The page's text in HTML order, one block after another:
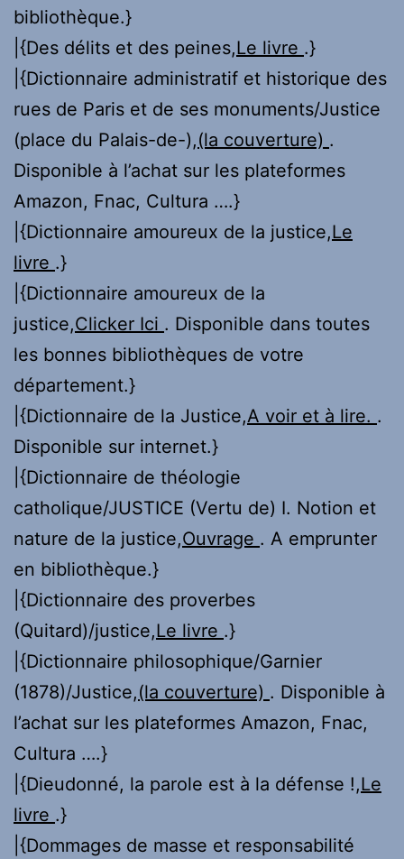
bibliothèque.}
|{Des délits et des peines,Le livre .}
|{Dictionnaire administratif et historique des
rues de Paris et de ses monuments/Justice
(place du Palais-de-),(la couverture) .
Disponible à l’achat sur les plateformes
Amazon, Fnac, Cultura ….}
|{Dictionnaire amoureux de la justice,Le
livre .}
|{Dictionnaire amoureux de la
justice,Clicker Ici . Disponible dans toutes
les bonnes bibliothèques de votre
département.}
|{Dictionnaire de la Justice,A voir et à lire. .
Disponible sur internet.}
|{Dictionnaire de théologie
catholique/JUSTICE (Vertu de) I. Notion et
nature de la justice,Ouvrage . A emprunter
en bibliothèque.}
|{Dictionnaire des proverbes
(Quitard)/justice,Le livre .}
|{Dictionnaire philosophique/Garnier
(1878)/Justice,(la couverture) . Disponible à
l’achat sur les plateformes Amazon, Fnac,
Cultura ….}
|{Dieudonné, la parole est à la défense !,Le
livre .}
|{Dommages de masse et responsabilité